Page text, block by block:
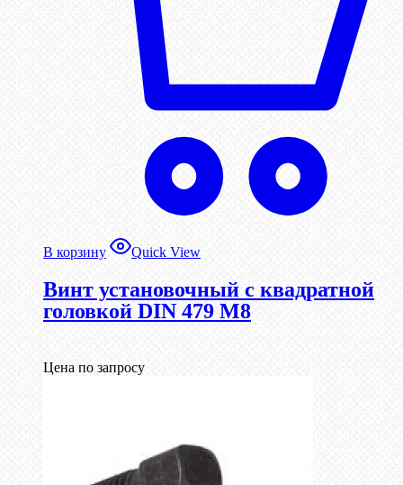
В корзину Quick View
Винт установочный с квадратной
головкой DIN 479 М8
Цена по запросу